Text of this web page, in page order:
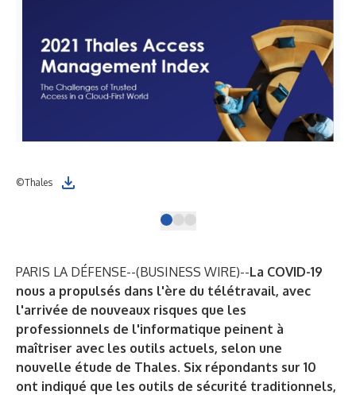
©Thales
PARIS LA DÉFENSE--(BUSINESS WIRE)--La COVID-19
nous a propulsés dans l'ère du télétravail, avec
l'arrivée de nouveaux risques que les
professionnels de l'informatique peinent à
maîtriser avec les outils actuels, selon une
nouvelle étude de Thales. Six répondants sur 10
ont indiqué que les outils de sécurité traditionnels,